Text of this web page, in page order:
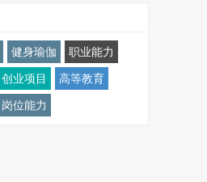
健身瑜伽 职业能力
创业项目 高等教育
岗位能力